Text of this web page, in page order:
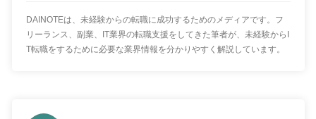
DAINOTEは、未経験からの転職に成功するためのメディアです。フ
リーランス、副業、IT業界の転職支援をしてきた筆者が、未経験からI
T転職をするために必要な業界情報を分かりやすく解説しています。